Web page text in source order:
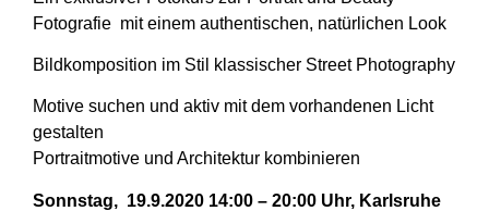
Fotografie mit einem authentischen, natürlichen Look
Bildkomposition im Stil klassischer Street Photography
Motive suchen und aktiv mit dem vorhandenen Licht
gestalten
Portraitmotive und Architektur kombinieren
Sonnstag, 19.9.2020 14:00 – 20:00 Uhr, Karlsruhe